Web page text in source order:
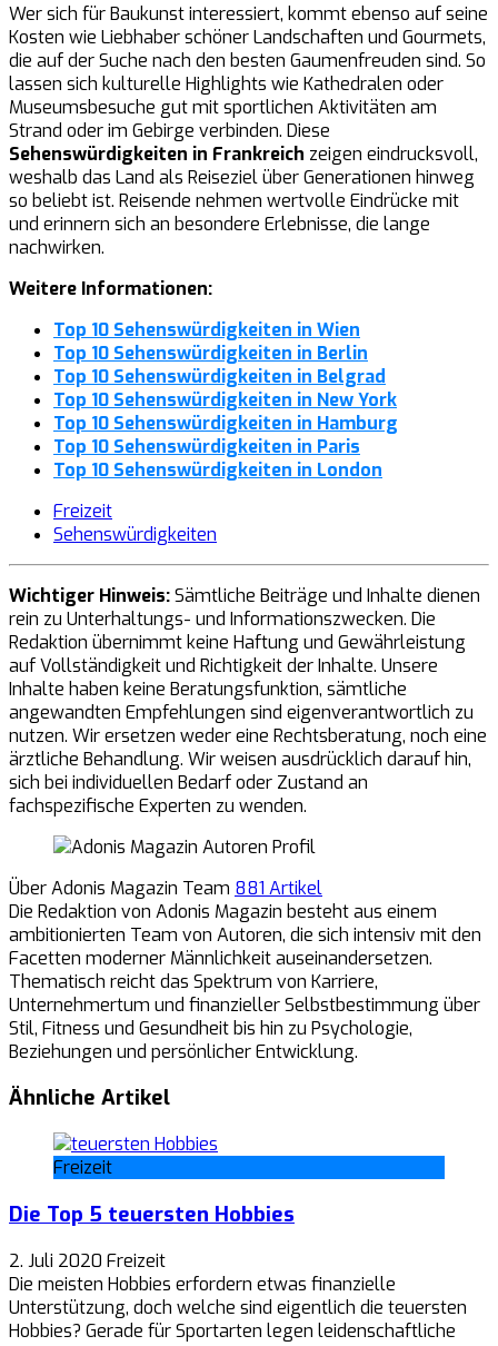
Wer sich für Baukunst interessiert, kommt ebenso auf seine
Kosten wie Liebhaber schöner Landschaften und Gourmets,
die auf der Suche nach den besten Gaumenfreuden sind. So
lassen sich kulturelle Highlights wie Kathedralen oder
Museumsbesuche gut mit sportlichen Aktivitäten am
Strand oder im Gebirge verbinden. Diese
Sehenswürdigkeiten in Frankreich zeigen eindrucksvoll,
weshalb das Land als Reiseziel über Generationen hinweg
so beliebt ist. Reisende nehmen wertvolle Eindrücke mit
und erinnern sich an besondere Erlebnisse, die lange
nachwirken.
Weitere Informationen:
Top 10 Sehenswürdigkeiten in Wien
Top 10 Sehenswürdigkeiten in Berlin
Top 10 Sehenswürdigkeiten in Belgrad
Top 10 Sehenswürdigkeiten in New York
Top 10 Sehenswürdigkeiten in Hamburg
Top 10 Sehenswürdigkeiten in Paris
Top 10 Sehenswürdigkeiten in London
Freizeit
Sehenswürdigkeiten
Wichtiger Hinweis:Sämtliche Beiträge und Inhalte dienen
rein zu Unterhaltungs- und Informationszwecken. Die
Redaktion übernimmt keine Haftung und Gewährleistung
auf Vollständigkeit und Richtigkeit der Inhalte. Unsere
Inhalte haben keine Beratungsfunktion, sämtliche
angewandten Empfehlungen sind eigenverantwortlich zu
nutzen. Wir ersetzen weder eine Rechtsberatung, noch eine
ärztliche Behandlung. Wir weisen ausdrücklich darauf hin,
sich bei individuellen Bedarf oder Zustand an
fachspezifische Experten zu wenden.
Über Adonis Magazin Team 881 Artikel
Die Redaktion von Adonis Magazin besteht aus einem
ambitionierten Team von Autoren, die sich intensiv mit den
Facetten moderner Männlichkeit auseinandersetzen.
Thematisch reicht das Spektrum von Karriere,
Unternehmertum und finanzieller Selbstbestimmung über
Stil, Fitness und Gesundheit bis hin zu Psychologie,
Beziehungen und persönlicher Entwicklung.
Ähnliche Artikel
Freizeit
Die Top 5 teuersten Hobbies
2. Juli 2020 Freizeit
Die meisten Hobbies erfordern etwas finanzielle
Unterstützung, doch welche sind eigentlich die teuersten
Hobbies? Gerade für Sportarten legen leidenschaftliche